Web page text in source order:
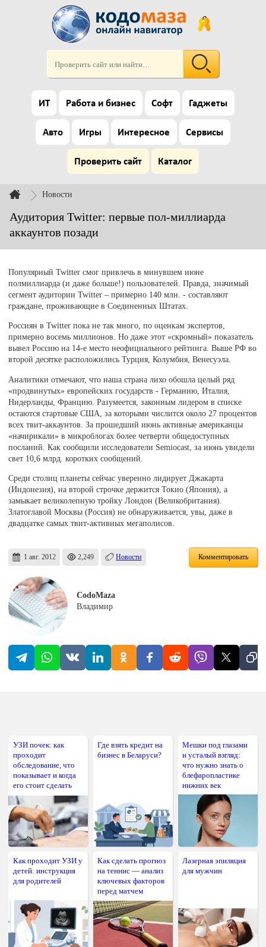
ИТ Работа и бизнес Софт Гаджеты
Авто Игры Интересное Сервисы
Проверить сайт Каталог
Новости
Аудитория Twitter: первые пол-миллиарда
аккаунтов позади
Популярный Twitter смог привлечь в минувшем июне
полмиллиарда (и даже больше!) пользователей. Правда, значимый
сегмент аудитории Twitter – примерно 140 млн. - составляют
граждане, проживающие в Соединенных Штатах.
Россиян в Twitter пока не так много, по оценкам экспертов,
примерно восемь миллионов. Но даже этот «скромный» показатель
вывел Россию на 14-е место неофициального рейтинга. Выше РФ во
второй десятке расположились Турция, Колумбия, Венесуэла.
Аналитики отмечают, что наша страна лихо обошла целый ряд
«продвинутых» европейских государств - Германию, Италия,
Нидерланды, Францию. Разумеется, законным лидером в списке
остаются стартовые США, за которыми числится около 27 процентов
всех твит-аккаунтов. За прошедший июнь активные американцы
«начирикали» в микроблогах более четверти общедоступных
посланий. Как сообщили исследователи Semiocast, за июнь увидели
свет 10,6 млрд. коротких сообщений.
Среди столиц планеты сейчас уверенно лидирует Джакарта
(Индонезия), на второй строчке держится Токио (Япония), а
замыкает великолепную тройку Лондон (Великобритания).
Златоглавой Москвы (Россия) не обнаруживается, увы, даже в
двадцатке самых твит-активных мегаполисов.
1 авг. 2012 2,249 Новости Комментировать
CodoMaza
Владимир
УЗИ почек: как
проходит
обследование, что
показывает и когда
его стоит сделать
Где взять кредит на
бизнес в Беларуси?
Мешки под глазами
и усталый взгляд:
что нужно знать о
блефаропластике
нижних век
Как проходит УЗИ у
детей: инструкция
для родителей
Как сделать прогноз
на теннис — анализ
ключевых факторов
перед матчем
Лазерная эпиляция
для мужчин